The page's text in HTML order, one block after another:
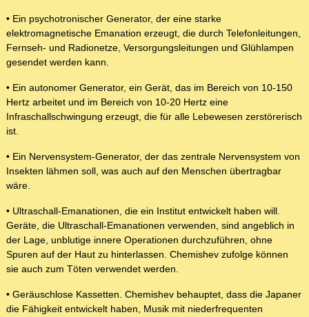
• Ein psychotronischer Generator, der eine starke
elektromagnetische Emanation erzeugt, die durch Telefonleitungen,
Fernseh- und Radionetze, Versorgungsleitungen und Glühlampen
gesendet werden kann.
• Ein autonomer Generator, ein Gerät, das im Bereich von 10-150
Hertz arbeitet und im Bereich von 10-20 Hertz eine
Infraschallschwingung erzeugt, die für alle Lebewesen zerstörerisch
ist.
• Ein Nervensystem-Generator, der das zentrale Nervensystem von
Insekten lähmen soll, was auch auf den Menschen übertragbar
wäre.
• Ultraschall-Emanationen, die ein Institut entwickelt haben will.
Geräte, die Ultraschall-Emanationen verwenden, sind angeblich in
der Lage, unblutige innere Operationen durchzuführen, ohne
Spuren auf der Haut zu hinterlassen. Chemishev zufolge können
sie auch zum Töten verwendet werden.
• Geräuschlose Kassetten. Chemishev behauptet, dass die Japaner
die Fähigkeit entwickelt haben, Musik mit niederfrequenten